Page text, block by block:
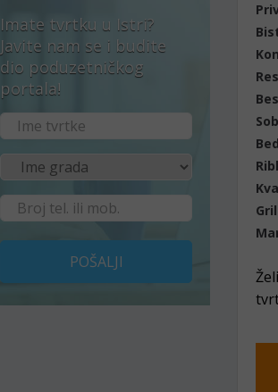
Imate tvrtku u Istri?
Javite nam se i budite
dio poduzetničkog
portala!
POŠALJI